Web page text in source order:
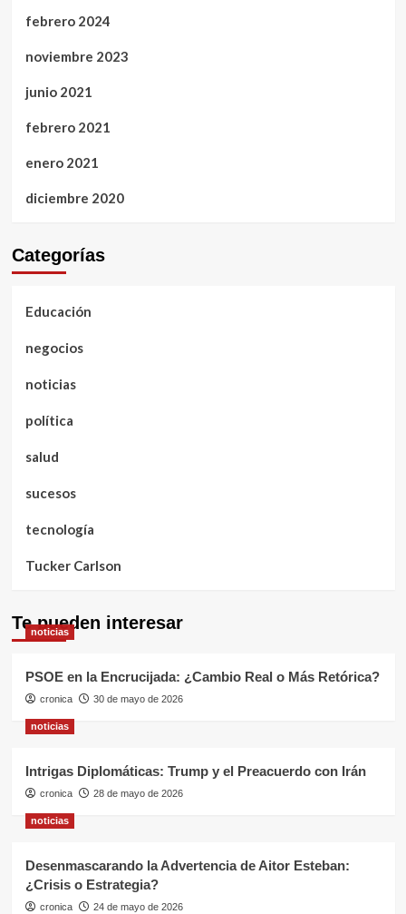
febrero 2024
noviembre 2023
junio 2021
febrero 2021
enero 2021
diciembre 2020
Categorías
Educación
negocios
noticias
política
salud
sucesos
tecnología
Tucker Carlson
Te pueden interesar
noticias
PSOE en la Encrucijada: ¿Cambio Real o Más Retórica?
cronica 30 de mayo de 2026
noticias
Intrigas Diplomáticas: Trump y el Preacuerdo con Irán
cronica 28 de mayo de 2026
noticias
Desenmascarando la Advertencia de Aitor Esteban:
¿Crisis o Estrategia?
cronica 24 de mayo de 2026